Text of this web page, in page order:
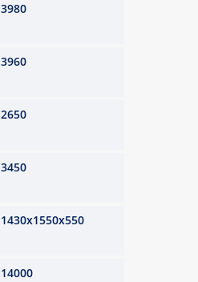
3980
3960
2650
3450
1430x1550x550
14000